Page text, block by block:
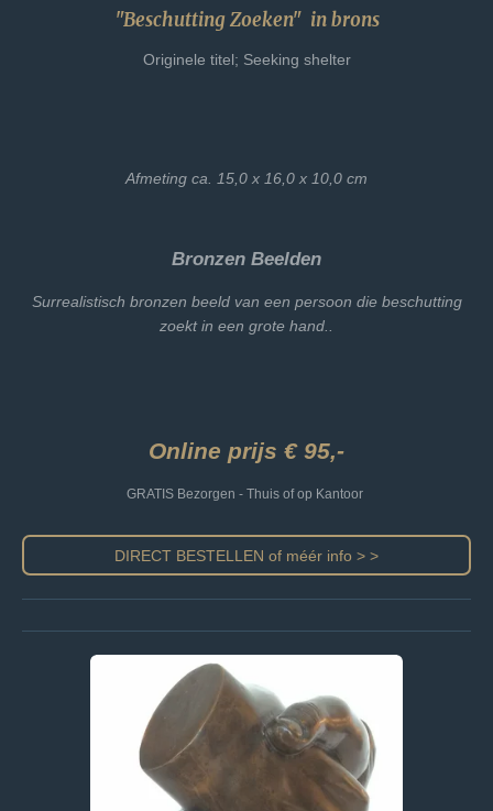
"Beschutting Zoeken" in brons
Originele titel; Seeking shelter
Afmeting ca. 15,0 x 16,0 x 10,0 cm
Bronzen Beelden
Surrealistisch bronzen beeld van een persoon die beschutting
zoekt in een grote hand..
Online prijs € 95,-
GRATIS Bezorgen - Thuis of op Kantoor
DIRECT BESTELLEN of méér info > >